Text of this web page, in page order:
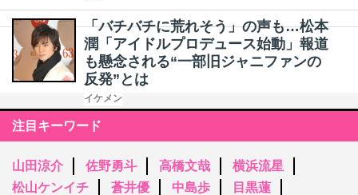
「バチバチに荒れそう」の声も…松本
潤「アイドルプロデュース始動」報道
も懸念される“一部旧ジャニファンの
反発”とは
イケメン
注目キーワード
山田涼介 佐野勇斗 高橋文哉
横浜流星
松山ケンイチ
蒼井優 中島歩
目黒蓮